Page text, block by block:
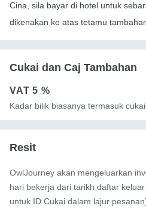
Cina, sila bayar di hotel untuk
dikenakan ke atas tetamu
Cukai dan Caj Tambahan
VAT5 %
Kadar bilik biasanya termasuk
Resit
OwlJourney akan mengeluarkan
hari bekerja dari tarikh daftar
untuk ID Cukai dalam lajur